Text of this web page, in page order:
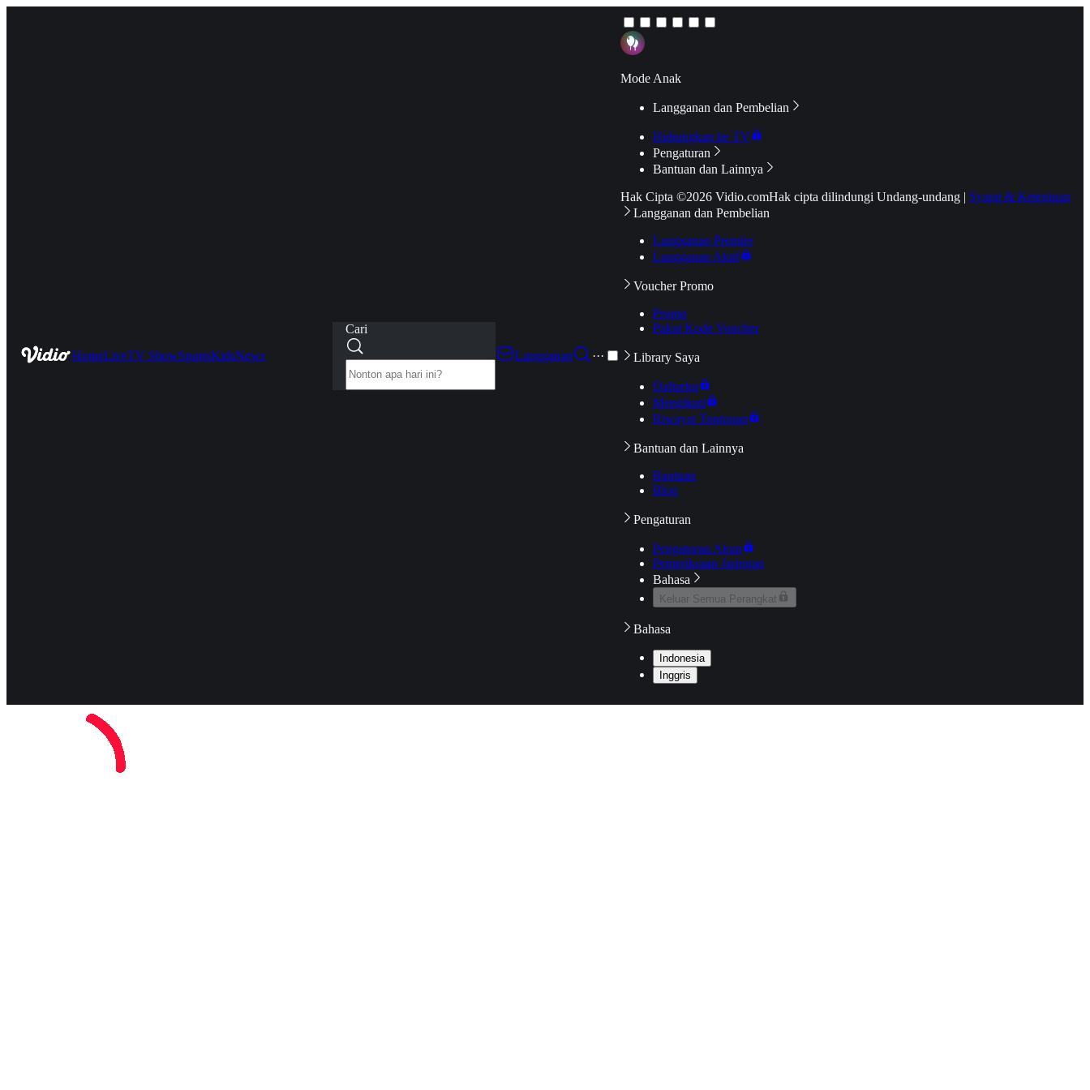
HomeLiveTV ShowSportsKidsNews
Cari
Langganan
···
Mode Anak
Langganan dan Pembelian
Hubungkan ke TV
Pengaturan
Bantuan dan Lainnya
Hak Cipta ©2026 Vidio.comHak cipta dilindungi Undang-undang | Syarat & Ketentuan
Langganan dan Pembelian
Langganan Premier
Langganan Aktif
Voucher Promo
Promo
Pakai Kode Voucher
Library Saya
Daftarku
Mengikuti
Riwayat Tontonan
Bantuan dan Lainnya
Bantuan
Blog
Pengaturan
Pengaturan Akun
Pemeriksaan Jaringan
Bahasa
Keluar Semua Perangkat
Bahasa
Indonesia
Inggris